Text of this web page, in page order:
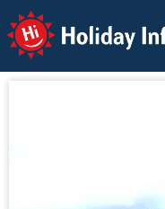
Holiday Info